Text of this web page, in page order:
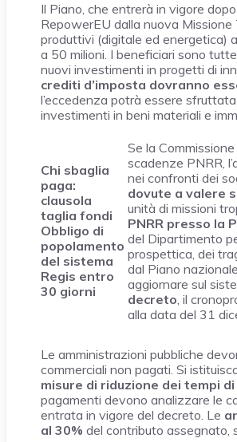
Il Piano, che entrerà in vigore
RepowerEU dalla nuova Missione
produttivi (digitale ed
a 50 milioni. I beneficiari sono
nuovi investimenti in progetti di
crediti d’imposta dovranno
l’eccedenza potrà essere
investimenti in beni materiali e
Chi sbaglia
paga:
clausola
taglia fondi
Obbligo di
popolamento
del sistema
Regis entro
30 giorni
Se la
scadenze PNRR,
nei confronti dei
dovute a valere
unità di missioni
PNRR presso la
del Dipartimento
prospettica, dei
dal Piano
aggiornare sul
decreto, il
alla data del 31
Le amministrazioni pubbliche
commerciali non pagati. Si
misure di riduzione dei tempi
pagamenti devono analizzare le
entrata in vigore del decreto. Le
al 30% del contributo assegnato,